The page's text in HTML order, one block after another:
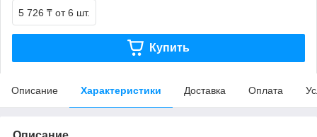
5 726 ₸ от 6 шт.
Купить
Описание Характеристики Доставка Оплата